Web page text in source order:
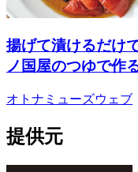
揚げて漬けるだけ
ノ国屋のつゆで作
オトナミューズウェブ
提供元